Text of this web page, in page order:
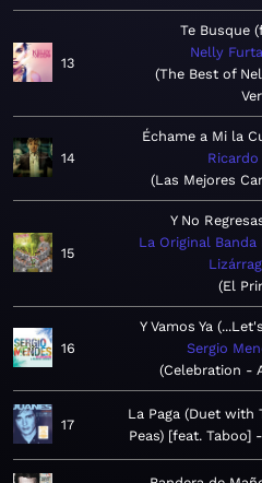
13
Te Busque
Nelly
The Best of
14
Échame a Mi la
Las Mejores
15
Y No
La Original
El
16
Y Vamos Ya
Sergio
Celebration -
17
La Paga (Duet with
Peas) [feat. Taboo]